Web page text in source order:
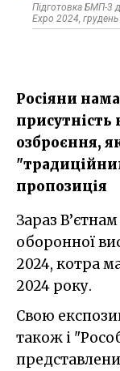
Підготовка БМП-3
Expo 2024,
Росіяни
присутність
озброєння,
пропозиція
Зараз В’єтнам готується до міжнародної
оборонної
2024, котра
2024 року.
Свою
також і